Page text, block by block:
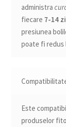
administra
fiecare 7-14
presiunea
poate fi redus
Este
produselor